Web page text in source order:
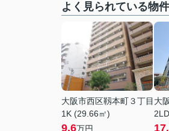
よく見られている物件
大阪市西区靱本町３丁目
1K (29.66㎡)
9.6万円
大